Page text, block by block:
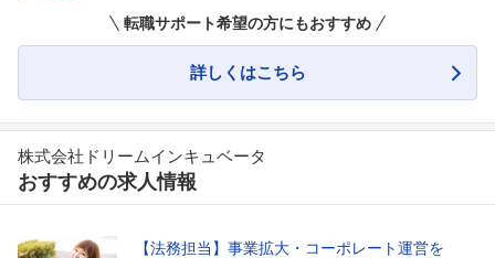
転職サポート希望の方にもおすすめ
詳しくはこちら
株式会社ドリームインキュベータ
おすすめの求人情報
【法務担当】事業拡大・コーポレート運営を